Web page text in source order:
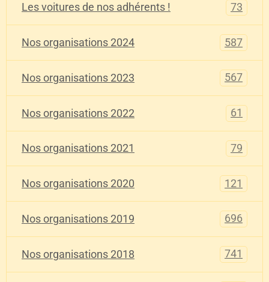
Les voitures de nos adhérents ! 73
Nos organisations 2024 587
Nos organisations 2023 567
Nos organisations 2022 61
Nos organisations 2021 79
Nos organisations 2020 121
Nos organisations 2019 696
Nos organisations 2018 741